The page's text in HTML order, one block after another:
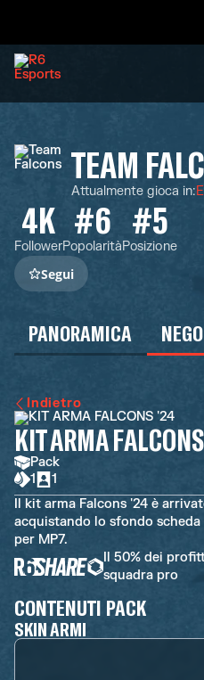
TEAM
Attualmente gioca in:
4K
Follower
#6
Popolarità
#5
Posizione
Segui
PANORAMICA
Indietro
KIT ARMA
Pack
1
1
Il kit arma Falcons '24 è
acquistando lo sfondo
per MP7.
Il 50% dei
squadra pro
CONTENUTI PACK
SKIN ARMI